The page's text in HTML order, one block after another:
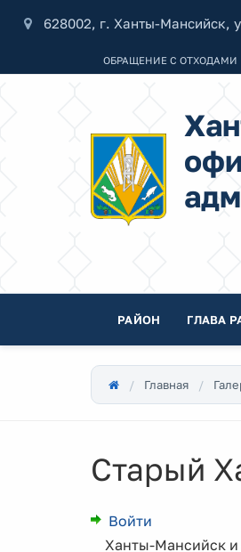
628002, г. Ханты-Мансийск,
ОБРАЩЕНИЕ С ОТХОДАМИ
РАЙОН ГЛАВА
Главная
Старый
Войти
Ханты-Мансийск и